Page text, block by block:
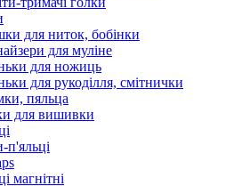
для ниток, бобінки
для муліне
для ножиць
для рукоділля, смітнички
пяльца
для вишивки
п'яльці
магнітні